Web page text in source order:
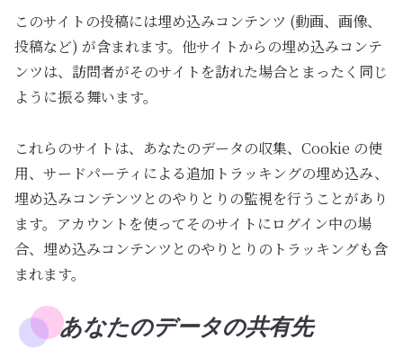
このサイトの投稿には埋め込みコンテンツ (動画、画像、
投稿など) が含まれます。他サイトからの埋め込みコンテ
ンツは、訪問者がそのサイトを訪れた場合とまったく同じ
ように振る舞います。
これらのサイトは、あなたのデータの収集、Cookie の使
用、サードパーティによる追加トラッキングの埋め込み、
埋め込みコンテンツとのやりとりの監視を行うことがあり
ます。アカウントを使ってそのサイトにログイン中の場
合、埋め込みコンテンツとのやりとりのトラッキングも含
まれます。
あなたのデータの共有先